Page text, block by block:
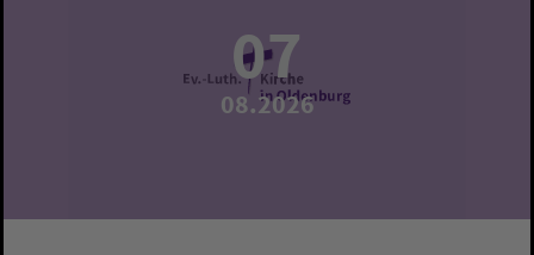
07
08.2026